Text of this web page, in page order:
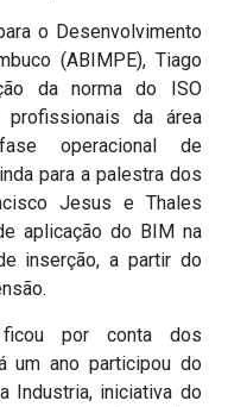
o Desenvolvimento
(ABIMPE), Tiago
da norma do ISO
da área
operacional de
para a palestra dos
Jesus e Thales
aplicação do BIM na
inserção, a partir do
por conta dos
um ano participou do
Industria, iniciativa do